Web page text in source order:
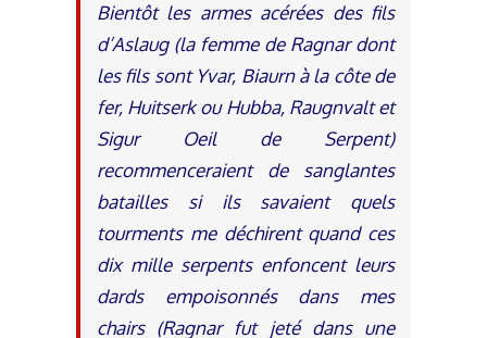
Bientôt les armes acérées des fils
d’Aslaug (la femme de Ragnar dont
les fils sont Yvar, Biaurn à la côte de
fer, Huitserk ou Hubba, Raugnvalt et
Sigur Oeil de Serpent)
recommenceraient de sanglantes
batailles si ils savaient quels
tourments me déchirent quand ces
dix mille serpents enfoncent leurs
dards empoisonnés dans mes
chairs (Ragnar fut jeté dans une